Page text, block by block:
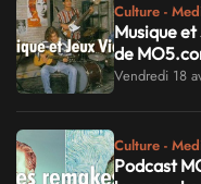
Culture -
Musique
de
Vendredi 18
Culture -
Podcast